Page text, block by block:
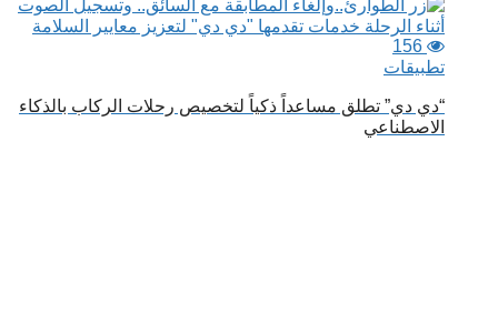
156
تطبيقات
“دي دي” تطلق مساعداً ذكياً لتخصيص رحلات الركاب بالذكاء
الاصطناعي